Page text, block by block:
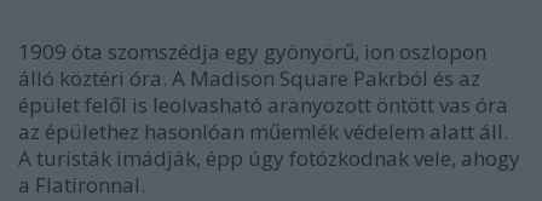
1909 óta szomszédja egy gyönyörű, ion oszlopon
álló köztéri óra. A Madison Square Pakrból és az
épület felől is leolvasható aranyozott öntött vas óra
az épülethez hasonlóan műemlék védelem alatt áll.
A turisták imádják, épp úgy fotózkodnak vele, ahogy
a Flatironnal.